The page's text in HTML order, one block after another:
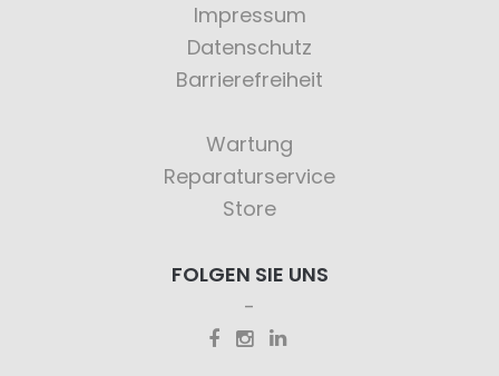
Impressum
Datenschutz
Barrierefreiheit
Wartung
Reparaturservice
Store
FOLGEN SIE UNS